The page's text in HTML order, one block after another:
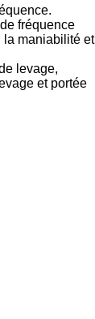
fréquence
la maniabilité et
levage,
et portée